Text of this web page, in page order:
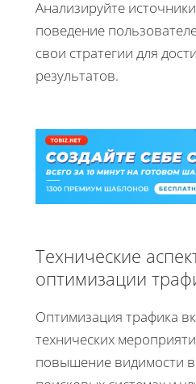
Анализируйте
поведение
свои стратегии для
результатов.
Технические
оптимизации
Оптимизация трафика
технических
повышение видимости